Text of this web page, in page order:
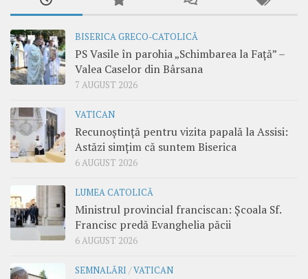
BISERICA GRECO-CATOLICĂ
PS Vasile în parohia „Schimbarea la Față” –
Valea Caselor din Bârsana
7 AUGUST 2026
VATICAN
Recunoștință pentru vizita papală la Assisi:
Astăzi simțim că suntem Biserica
6 AUGUST 2026
LUMEA CATOLICĂ
Ministrul provincial franciscan: Școala Sf.
Francisc predă Evanghelia păcii
6 AUGUST 2026
SEMNALĂRI /VATICAN